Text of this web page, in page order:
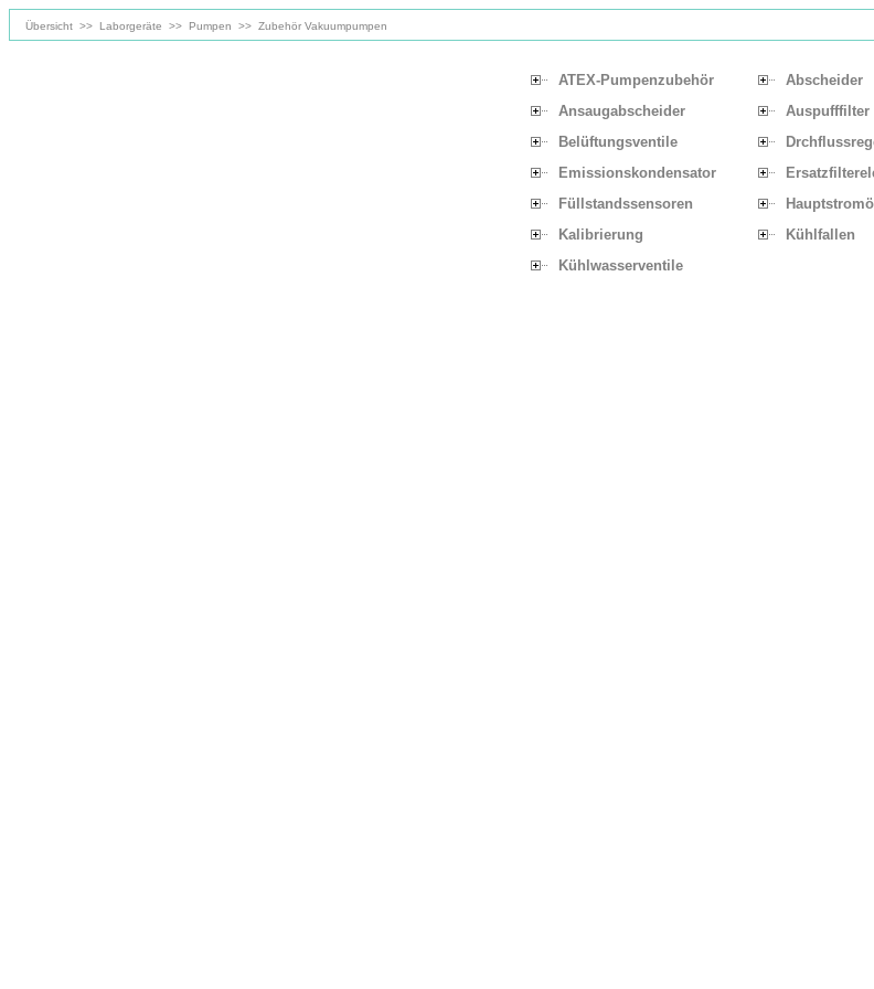
Übersicht >> Laborgeräte >> Pumpen >> Zubehör Vakuumpumpen
ATEX-Pumpenzubehör
Abscheider
Ansaugabscheider
Auspufffilter
Belüftungsventile
Emissionskondensator
Füllstandssensoren
Kalibrierung
Kühlfallen
Kühlwasserventile